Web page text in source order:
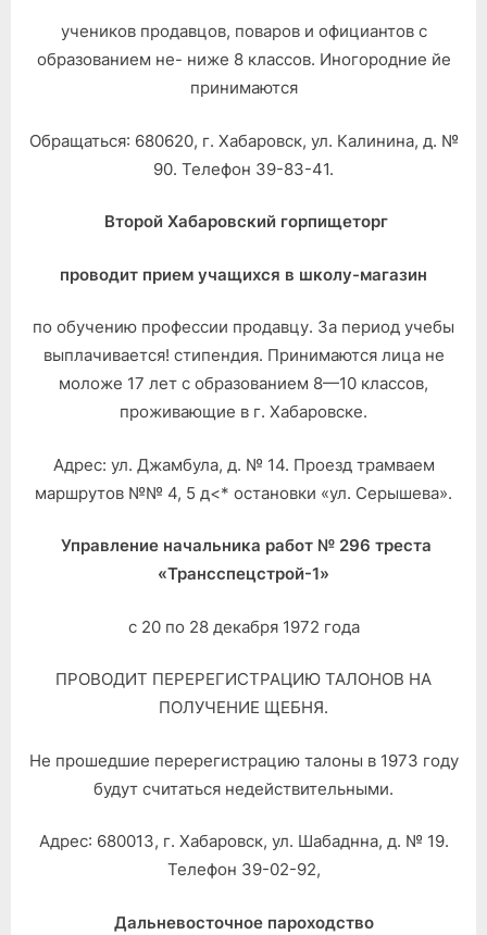
учеников продавцов, поваров и официантов с
образованием не- ниже 8 классов. Иногородние йе
принимаются
Обращаться: 680620, г. Хабаровск, ул. Калинина, д. №
90. Телефон 39-83-41.
Второй Хабаровский горпищеторг
проводит прием учащихся в школу-магазин
по обучению профессии продавцу. За период учебы
выплачивается! стипендия. Принимаются лица не
моложе 17 лет с образованием 8—10 классов,
проживающие в г. Хабаровске.
Адрес: ул. Джамбула, д. № 14. Проезд трамваем
маршрутов №№ 4, 5 д<* остановки «ул. Серышева».
Управление начальника работ № 296 треста
«Трансспецстрой-1»
с 20 по 28 декабря 1972 года
ПРОВОДИТ ПЕРЕРЕГИСТРАЦИЮ ТАЛОНОВ НА
ПОЛУЧЕНИЕ ЩЕБНЯ.
Не прошедшие перерегистрацию талоны в 1973 году
будут считаться недействительными.
Адрес: 680013, г. Хабаровск, ул. Шабаднна, д. № 19.
Телефон 39-02-92,
Дальневосточное пароходство